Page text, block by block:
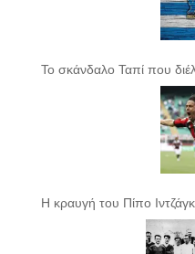
Το σκάνδαλο Ταπί που
Η κραυγή του Πίπο